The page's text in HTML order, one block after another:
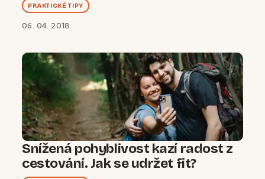
PRAKTICKÉ TIPY
06. 04. 2018
Snížená pohyblivost kazí radost z
cestování. Jak se udržet fit?